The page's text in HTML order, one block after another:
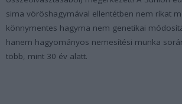
sima vöröshagymával ellentétben nem ríkat
könnymentes hagyma nem genetikai
hanem hagyományos nemesítési munka
több, mint 30 év alatt.